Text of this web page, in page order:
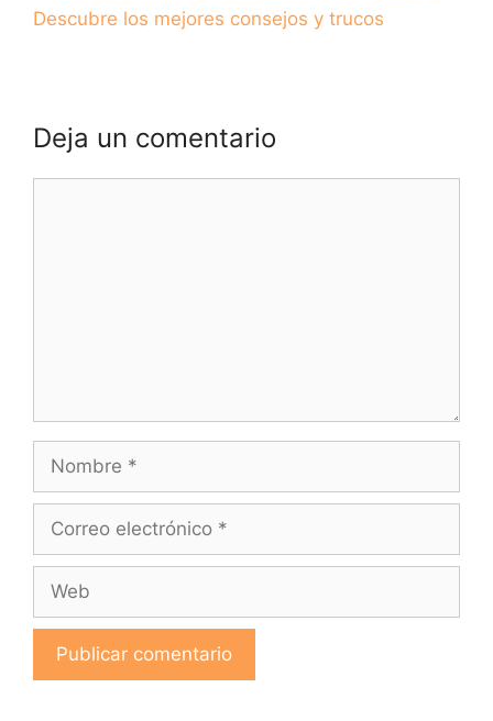
Descubre los mejores consejos y trucos
Deja un comentario